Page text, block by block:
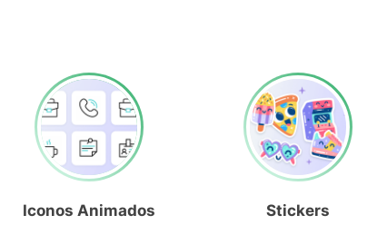
Iconos Animados Stickers